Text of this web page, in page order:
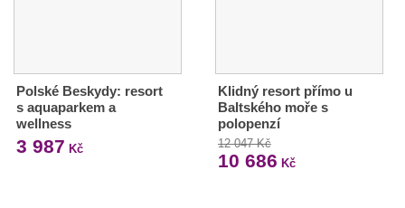
Polské Beskydy: resort
s aquaparkem a
wellness
3 987 Kč
Klidný resort přímo u
Baltského moře s
polopenzí
12 047 Kč
10 686 Kč